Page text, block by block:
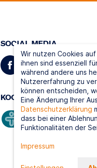
SOCIAL MEDIA
KOOPERATIONSPARTNER
Wir nutzen Cookies
ihnen sind essenziell
während andere uns
Nutzererfahrung zu
können entscheiden,
Eine Änderung Ihrer
Datenschutzerklärung
dass bei einer
Funktionalitäten der
Impressum